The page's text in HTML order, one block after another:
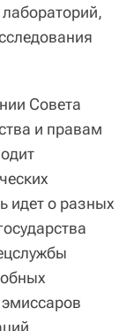
Совета
и правам
идет о разных